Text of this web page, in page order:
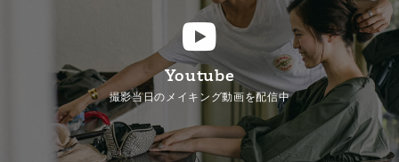
Youtube
撮影当日のメイキング動画を配信中